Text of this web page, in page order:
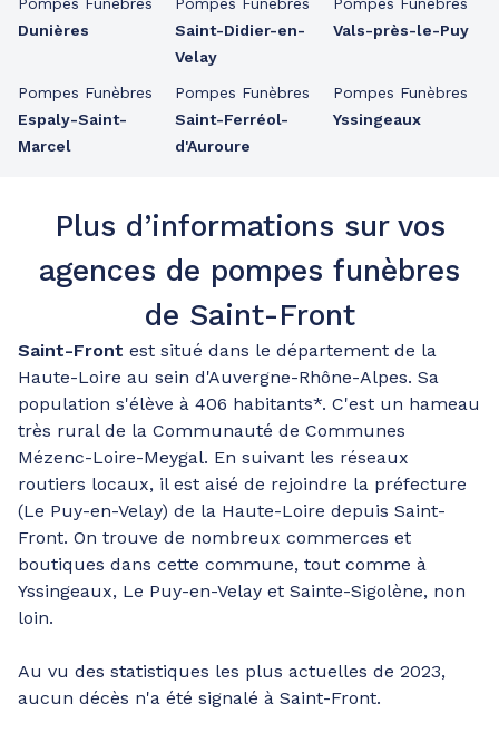
Dunières
Pompes Funèbres
Espaly-Saint-
Marcel
Saint-Didier-en-
Velay
Pompes Funèbres
Saint-Ferréol-
d'Auroure
Vals-près-le-Puy
Pompes Funèbres
Yssingeaux
Plus d’informations sur vos
agences de pompes funèbres
de Saint-Front
Saint-Front est situé dans le département de la
Haute-Loire au sein d'Auvergne-Rhône-Alpes. Sa
population s'élève à 406 habitants*. C'est un hameau
très rural de la Communauté de Communes
Mézenc-Loire-Meygal. En suivant les réseaux
routiers locaux, il est aisé de rejoindre la préfecture
(Le Puy-en-Velay) de la Haute-Loire depuis Saint-
Front. On trouve de nombreux commerces et
boutiques dans cette commune, tout comme à
Yssingeaux, Le Puy-en-Velay et Sainte-Sigolène, non
loin.
Au vu des statistiques les plus actuelles de 2023,
aucun décès n'a été signalé à Saint-Front.